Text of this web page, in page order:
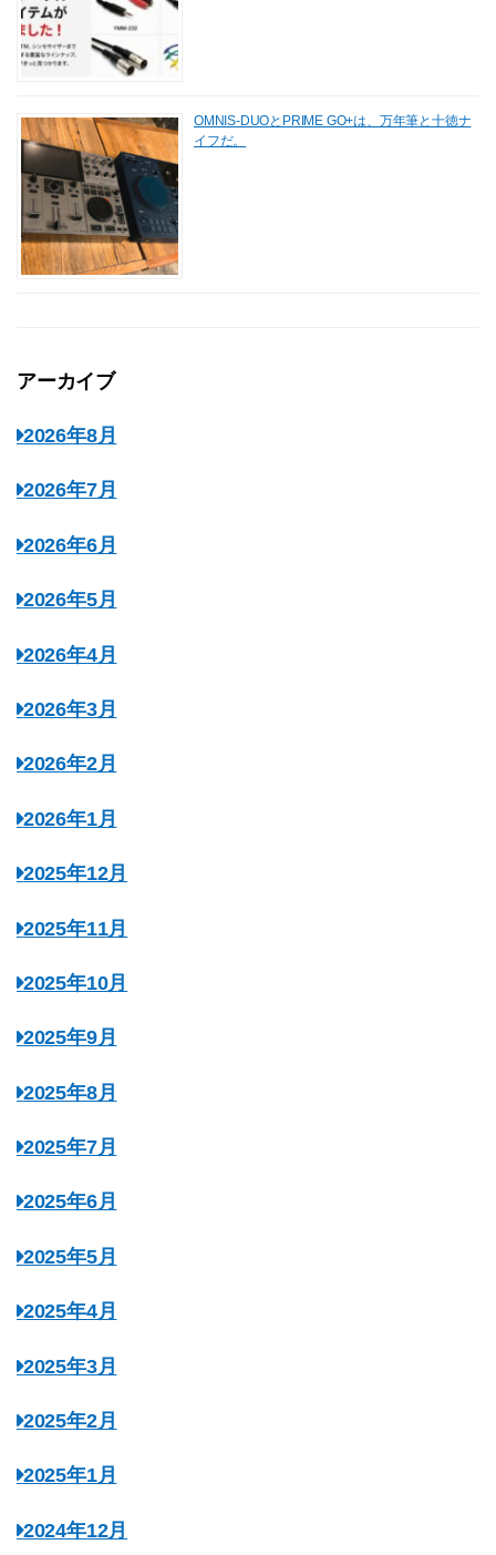
OMNIS-DUOとPRIME GO+は、万年筆と十徳ナ
イフだ。
アーカイブ
2026年8月
2026年7月
2026年6月
2026年5月
2026年4月
2026年3月
2026年2月
2026年1月
2025年12月
2025年11月
2025年10月
2025年9月
2025年8月
2025年7月
2025年6月
2025年5月
2025年4月
2025年3月
2025年2月
2025年1月
2024年12月